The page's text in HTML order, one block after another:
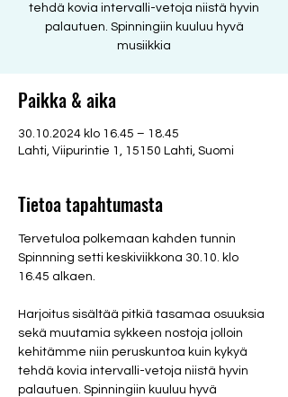
tehdä kovia intervalli-vetoja niistä hyvin
palautuen. Spinningiin kuuluu hyvä
musiikkia
Paikka & aika
30.10.2024 klo 16.45 – 18.45
Lahti, Viipurintie 1, 15150 Lahti, Suomi
Tietoa tapahtumasta
Tervetuloa polkemaan kahden tunnin
Spinnning setti keskiviikkona 30.10. klo
16.45 alkaen.
Harjoitus sisältää pitkiä tasamaa osuuksia
sekä muutamia sykkeen nostoja jolloin
kehitämme niin peruskuntoa kuin kykyä
tehdä kovia intervalli-vetoja niistä hyvin
palautuen. Spinningiin kuuluu hyvä